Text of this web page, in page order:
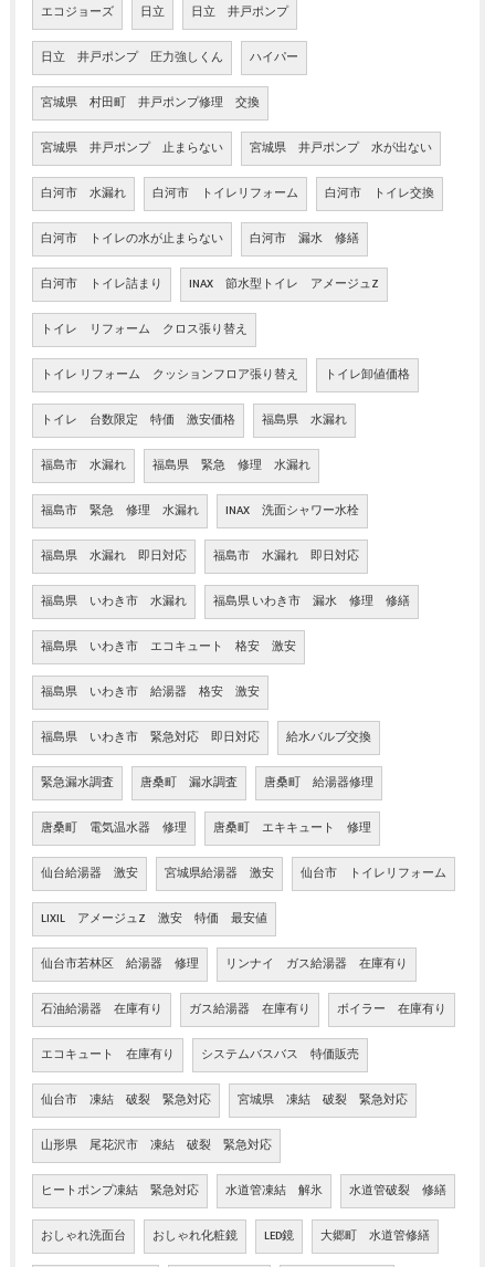
エコジョーズ 日立 日立 井戸ポンプ
日立 井戸ポンプ 圧力強しくん ハイパー
宮城県 村田町 井戸ポンプ修理 交換
宮城県 井戸ポンプ 止まらない 宮城県 井戸ポンプ 水が出ない
白河市 水漏れ 白河市 トイレリフォーム 白河市 トイレ交換
白河市 トイレの水が止まらない 白河市 漏水 修繕
白河市 トイレ詰まり INAX 節水型トイレ アメージュZ
トイレ リフォーム クロス張り替え
トイレ リフォーム クッションフロア張り替え トイレ卸値価格
トイレ 台数限定 特価 激安価格 福島県 水漏れ
福島市 水漏れ 福島県 緊急 修理 水漏れ
福島市 緊急 修理 水漏れ INAX 洗面シャワー水栓
福島県 水漏れ 即日対応 福島市 水漏れ 即日対応
福島県 いわき市 水漏れ 福島県 いわき市 漏水 修理 修繕
福島県 いわき市 エコキュート 格安 激安
福島県 いわき市 給湯器 格安 激安
福島県 いわき市 緊急対応 即日対応 給水バルブ交換
緊急漏水調査 唐桑町 漏水調査 唐桑町 給湯器修理
唐桑町 電気温水器 修理 唐桑町 エキキュート 修理
仙台給湯器 激安 宮城県給湯器 激安 仙台市 トイレリフォーム
LIXIL アメージュZ 激安 特価 最安値
仙台市若林区 給湯器 修理 リンナイ ガス給湯器 在庫有り
石油給湯器 在庫有り ガス給湯器 在庫有り ボイラー 在庫有り
エコキュート 在庫有り システムバスバス 特価販売
仙台市 凍結 破裂 緊急対応 宮城県 凍結 破裂 緊急対応
山形県 尾花沢市 凍結 破裂 緊急対応
ヒートポンプ凍結 緊急対応 水道管凍結 解氷 水道管破裂 修繕
おしゃれ洗面台 おしゃれ化粧鏡 LED鏡 大郷町 水道管修繕